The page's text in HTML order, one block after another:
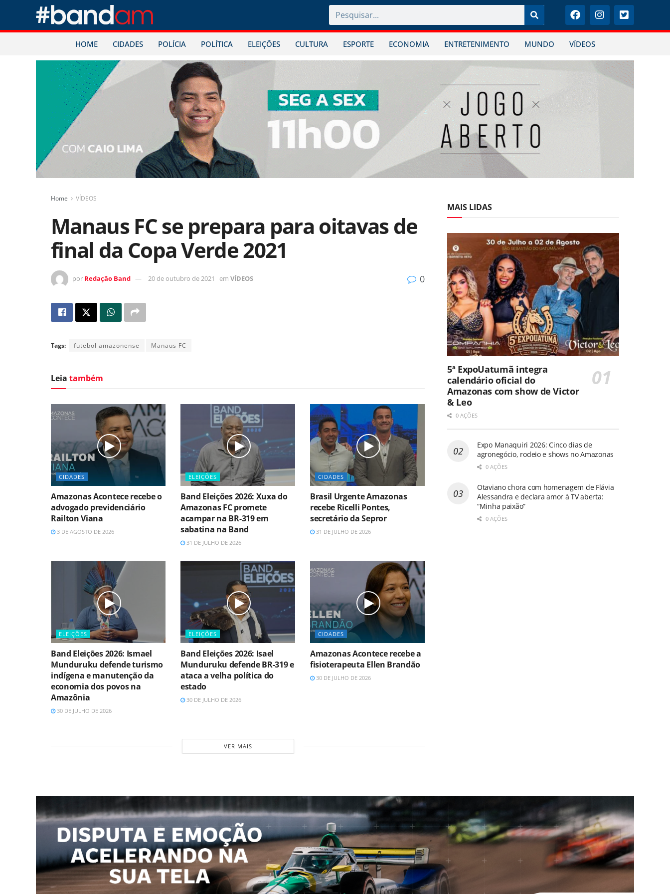
HOME CIDADES POLÍCIA POLÍTICA ELEIÇÕES CULTURA ESPORTE ECONOMIA ENTRETENIMENTO MUNDO VÍDEOS
Home VÍDEOS
Manaus FC se prepara para oitavas de
final da Copa Verde 2021
por Redação Band 20 de outubro de 2021 em VÍDEOS 0
Tags: futebol amazonense Manaus FC
Leia também
CIDADES
Amazonas Acontece recebe o
advogado previdenciário
Railton Viana
3 DE AGOSTO DE 2026
ELEIÇÕES
Band Eleições 2026: Xuxa do
Amazonas FC promete
acampar na BR-319 em
sabatina na Band
31 DE JULHO DE 2026
CIDADES
Brasil Urgente Amazonas
recebe Ricelli Pontes,
secretário da Sepror
31 DE JULHO DE 2026
ELEIÇÕES
Band Eleições 2026: Ismael
Munduruku defende turismo
indígena e manutenção da
economia dos povos na
Amazônia
30 DE JULHO DE 2026
ELEIÇÕES
Band Eleições 2026: Isael
Munduruku defende BR-319 e
ataca a velha política do
estado
30 DE JULHO DE 2026
CIDADES
Amazonas Acontece recebe a
fisioterapeuta Ellen Brandão
30 DE JULHO DE 2026
VER MAIS
MAIS LIDAS
5ª ExpoUatumã integra
calendário oficial do
Amazonas com show de Victor
& Leo
0 AÇÕES
Expo Manaquiri 2026: Cinco dias de
agronegócio, rodeio e shows no Amazonas
0 AÇÕES
Otaviano chora com homenagem de Flávia
Alessandra e declara amor à TV aberta:
“Minha paixão”
0 AÇÕES